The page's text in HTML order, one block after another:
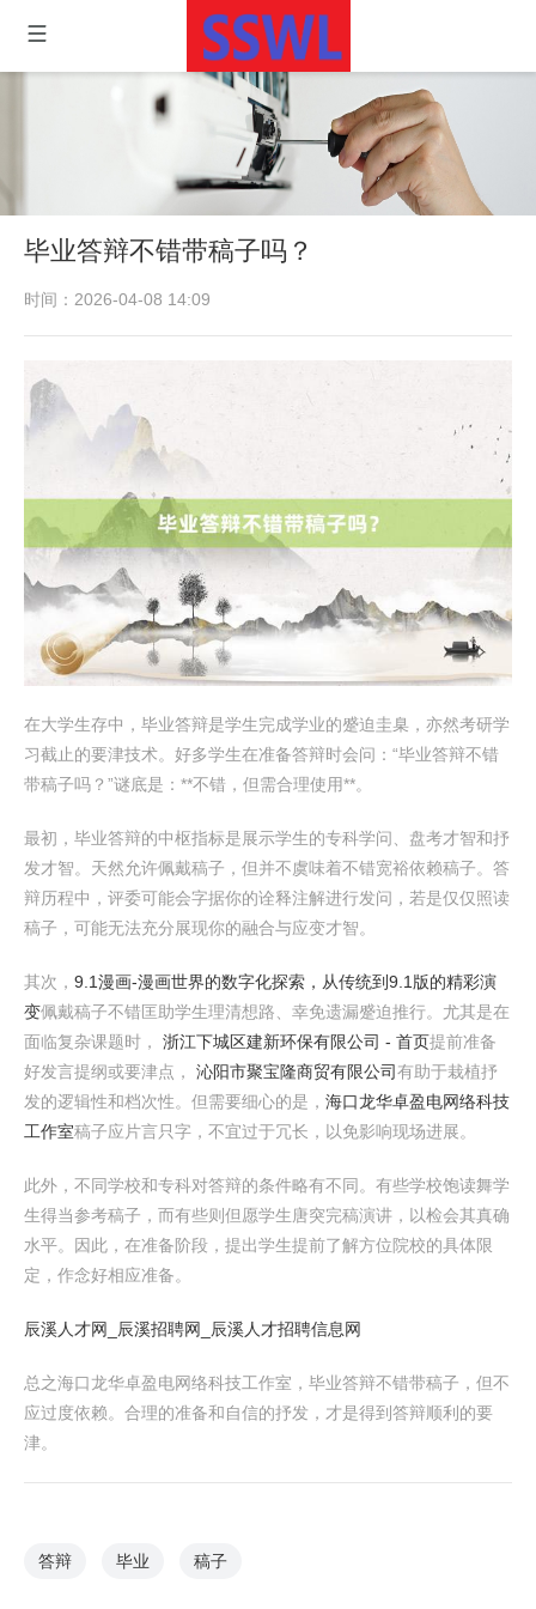
毕业答辩不错带稿子吗？
时间：2026-04-08 14:09
在大学生存中，毕业答辩是学生完成学业的蹙迫圭臬，亦然考研学
习截止的要津技术。好多学生在准备答辩时会问：“毕业答辩不错
带稿子吗？”谜底是：**不错，但需合理使用**。
最初，毕业答辩的中枢指标是展示学生的专科学问、盘考才智和抒
发才智。天然允许佩戴稿子，但并不虞味着不错宽裕依赖稿子。答
辩历程中，评委可能会字据你的诠释注解进行发问，若是仅仅照读
稿子，可能无法充分展现你的融合与应变才智。
其次， 9.1漫画-漫画世界的数字化探索，从传统到9.1版的精彩演
变佩戴稿子不错匡助学生理清想路、幸免遗漏蹙迫推行。尤其是在
面临复杂课题时， 浙江下城区建新环保有限公司 - 首页提前准备
好发言提纲或要津点， 沁阳市聚宝隆商贸有限公司有助于栽植抒
发的逻辑性和档次性。但需要细心的是， 海口龙华卓盈电网络科技
工作室稿子应片言只字，不宜过于冗长，以免影响现场进展。
此外，不同学校和专科对答辩的条件略有不同。有些学校饱读舞学
生得当参考稿子，而有些则但愿学生唐突完稿演讲，以检会其真确
水平。因此，在准备阶段，提出学生提前了解方位院校的具体限
定，作念好相应准备。
辰溪人才网_辰溪招聘网_辰溪人才招聘信息网
总之海口龙华卓盈电网络科技工作室，毕业答辩不错带稿子，但不
应过度依赖。合理的准备和自信的抒发，才是得到答辩顺利的要
津。
答辩 毕业 稿子